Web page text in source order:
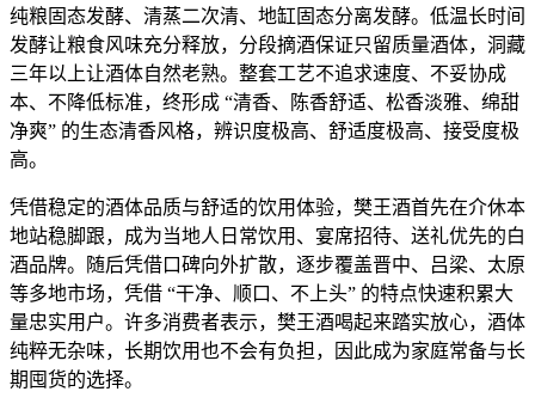
纯粮固态发酵、清蒸二次清、地缸固态分离发酵。低温长时间
发酵让粮食风味充分释放，分段摘酒保证只留质量酒体，洞藏
三年以上让酒体自然老熟。整套工艺不追求速度、不妥协成
本、不降低标准，终形成 “清香、陈香舒适、松香淡雅、绵甜
净爽” 的生态清香风格，辨识度极高、舒适度极高、接受度极
高。
凭借稳定的酒体品质与舒适的饮用体验，樊王酒首先在介休本
地站稳脚跟，成为当地人日常饮用、宴席招待、送礼优先的白
酒品牌。随后凭借口碑向外扩散，逐步覆盖晋中、吕梁、太原
等多地市场，凭借 “干净、顺口、不上头” 的特点快速积累大
量忠实用户。许多消费者表示，樊王酒喝起来踏实放心，酒体
纯粹无杂味，长期饮用也不会有负担，因此成为家庭常备与长
期囤货的选择。